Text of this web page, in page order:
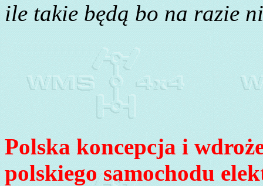
ile takie będą bo na razie
Polska koncepcja i
polskiego samochodu